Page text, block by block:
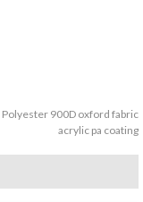
Polyester 900D oxford fabric
acrylic pa coating